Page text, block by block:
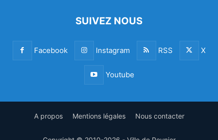
SUIVEZ NOUS
Facebook Instagram RSS X
Youtube
A propos Mentions légales Nous contacter